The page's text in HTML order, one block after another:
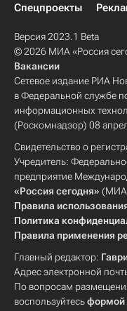
Спецпроекты
Версия 2023.1 Beta
© 2026 МИА «Россия
Вакансии
Сетевое издание РИА
в Федеральной службе
информационных
(Роскомнадзор) 08
Свидетельство о
Учредитель:
предприятие
«Россия сегодня» (МИА
Правила
Политика
Правила применения
Главный редактор:
Адрес электронной
По вопросам
воспользуйтесьформой